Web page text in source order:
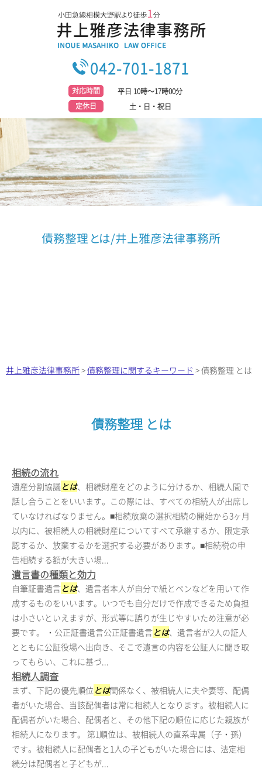
042-701-1871
対応時間
平日 10時～17時00分
定休日
土・日・祝日
債務整理 とは/井上雅彦法律事務所
井上雅彦法律事務所>債務整理に関するキーワード >債務整理 とは
債務整理 とは
相続の流れ
遺産分割協議とは、相続財産をどのように分けるか、相続人間で
話し合うことをいいます。この際には、すべての相続人が出席し
ていなければなりません。■相続放棄の選択相続の開始から3ヶ月
以内に、被相続人の相続財産についてすべて承継するか、限定承
認するか、放棄するかを選択する必要があります。■相続税の申
告相続する額が大きい場...
遺言書の種類と効力
自筆証書遺言とは、遺言者本人が自分で紙とペンなどを用いて作
成するものをいいます。いつでも自分だけで作成できるため負担
は小さいといえますが、形式等に誤りが生じやすいため注意が必
要です。 ・公正証書遺言公正証書遺言とは、遺言者が2人の証人
とともに公証役場へ出向き、そこで遺言の内容を公証人に聞き取
ってもらい、これに基づ...
相続人調査
まず、下記の優先順位 とは関係なく、被相続人に夫や妻等、配偶
者がいた場合、当該配偶者は常に相続人となります。被相続人に
配偶者がいた場合、配偶者と、その他下記の順位に応じた親族が
相続人になります。 第1順位は、被相続人の直系卑属（子・孫）
です。被相続人に配偶者と1人の子どもがいた場合には、法定相
続分は配偶者と子どもが...